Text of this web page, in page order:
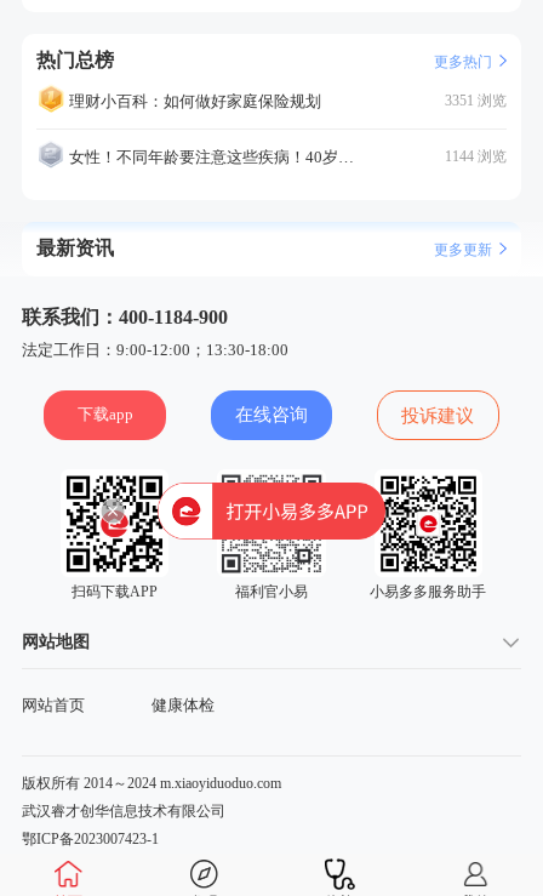
热门总榜 更多热门
理财小百科：如何做好家庭保险规划 3351 浏览
女性！不同年龄要注意这些疾病！40岁的这个疾病最需要注意！ 1144 浏览
最新资讯 更多更新
联系我们：400-1184-900
法定工作日：9:00-12:00；13:30-18:00
下载app 在线咨询 投诉建议
扫码下载APP 福利官小易 小易多多服务助手
网站地图
网站首页 健康体检
版权所有 2014～2024 m.xiaoyiduoduo.com
武汉睿才创华信息技术有限公司
鄂ICP备2023007423-1